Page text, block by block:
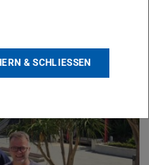
& SCHLIESSEN